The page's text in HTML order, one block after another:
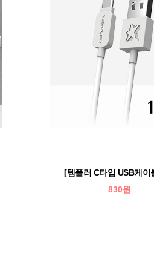
[템플러 C타입 USB케이
830원